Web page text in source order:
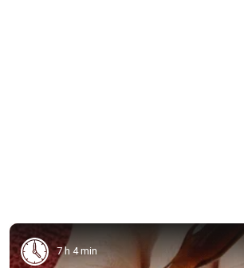
7 h 4 min